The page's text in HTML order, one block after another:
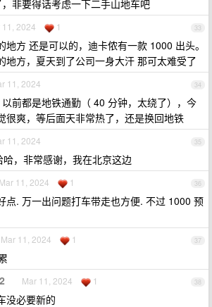
非要得话考虑一下二手山地车吧
33
11, 2024 1
地方 还是可以的，迪卡侬有一款 1000 出头。
地方，夏天到了公司一身大汗 那可太难受了
34
11, 2024
前都是地铁通勤（ 40 分钟，太绕了），今
很爽，等后面天非常热了，还是换回地铁
35
11, 2024
哈，非常感谢，我在北京这边
36
Mar 11, 2024 1
点. 万一出问题打车带走也方便. 不过 1000 预
37
Mar 11, 2024 1
38
Mar 11, 2024 1
没必要新的